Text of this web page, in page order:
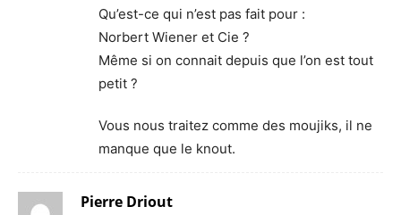
Qu’est-ce qui n’est pas fait pour :
Norbert Wiener et Cie ?
Même si on connait depuis que l’on est tout
petit ?
Vous nous traitez comme des moujiks, il ne
manque que le knout.
Pierre Driout